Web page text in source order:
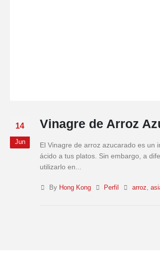
14
Jun
Vinagre de Arroz
El Vinagre de arroz azucarado es un
ácido a tus platos. Sin embargo, a
utilizarlo en...
By Hong Kong Perfil arroz,